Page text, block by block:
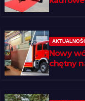
Nowy
chętny